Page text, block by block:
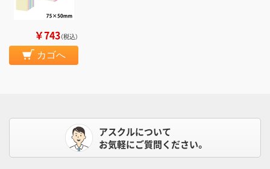
￥743（税込）
カゴへ
アスクルについて
お気軽にご質問ください。